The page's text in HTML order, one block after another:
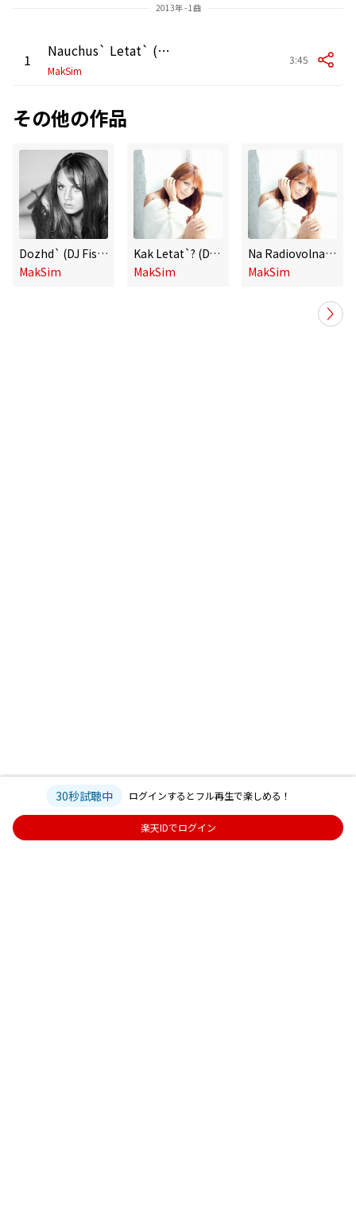
2013年 - 1曲
1 Nauchus` Letat` (DJ Shevtsov & Hard Rock Sofa Remix)
MakSim
3:45
その他の作品
Dozhd` (DJ Fisun & I-DEA Remix)
MakSim
Kak Letat`? (DJ Shevtsov & Alex Menco Radio Mix)
MakSim
Na Radiovolnakh (DJ Fisun Remix)
MakSim
30秒試聴中 ログインするとフル再生で楽しめる！
楽天IDでログイン